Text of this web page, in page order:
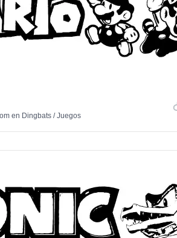
en Dingbats /Juegos